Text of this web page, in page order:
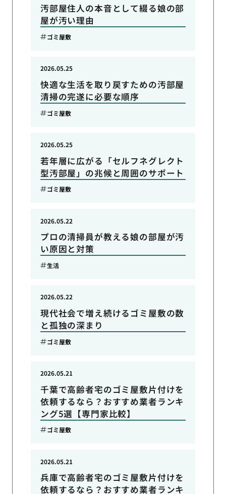
汚部屋住人の本音として綴る娘の部
屋が汚い理由
ゴミ屋敷
快適な生活を取り戻すための汚部屋
清掃の完遂に必要な順序
2026.05.25
ゴミ屋敷
若年層に広がる「セルフネグレクト
型汚部屋」の兆候と周囲のサポート
2026.05.25
ゴミ屋敷
プロの清掃員が教える娘の部屋が汚
い原因と対策
2026.05.22
生活
現代社会で増え続けるゴミ屋敷の数
と孤独の深まり
2026.05.22
ゴミ屋敷
千葉で高齢者宅のゴミ屋敷片付けを
依頼するなら？おすすめ業者ランキ
ング5選【専門家比較】
2026.05.21
ゴミ屋敷
兵庫で高齢者宅のゴミ屋敷片付けを
依頼するなら？おすすめ業者ランキ
2026.05.21